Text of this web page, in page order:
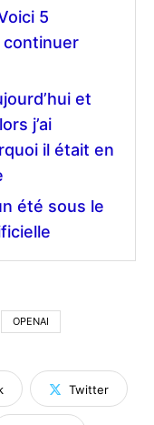
5
continuer
et
j’ai
il était en
été sous le
OPENAI
Twitter